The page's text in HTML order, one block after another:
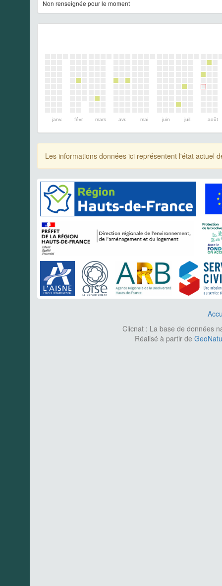
Non renseignée pour le moment
janv. févr. mars avr. mai juin juil. août
Les informations données ici représentent l'état actuel
Clicnat : La base de données
Réalisé à partir de